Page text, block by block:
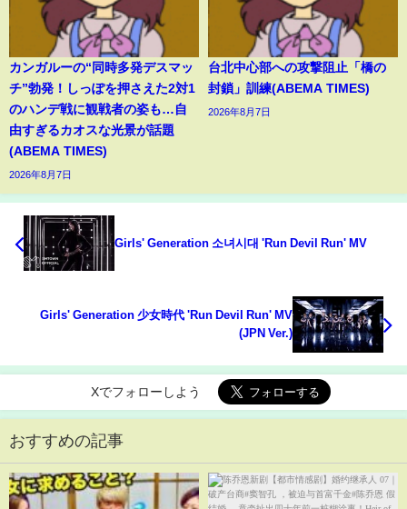
カンガルーの“同時多発デスマッ
チ”勃発！しっぽを押さえた2対1
のハンデ戦に観戦者の姿も…自
由すぎるカオスな光景が話題
(ABEMA TIMES)
2026年8月7日
台北中心部への攻撃阻止「橋の
封鎖」訓練(ABEMA TIMES)
2026年8月7日
Girls' Generation 소녀시대 'Run Devil Run' MV
Girls' Generation 少女時代 'Run Devil Run' MV
(JPN Ver.)
Xでフォローしよう
おすすめの記事